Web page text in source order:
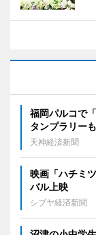
福岡パルコで
タンプラリーも
天神経済新聞
映画「ハチミ
バル上映
シブヤ経済新聞